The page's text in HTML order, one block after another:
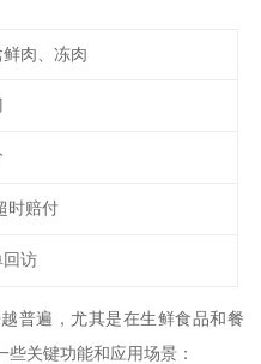
肉、冻肉
时赔付
访
普遍，尤其是在生鲜食品和餐
关键功能和应用场景：